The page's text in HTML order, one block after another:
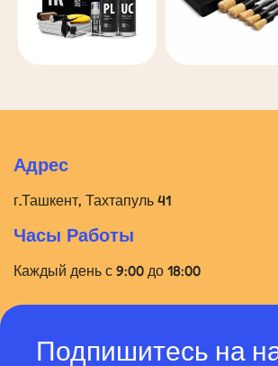
Адрес
г.Ташкент, Тахтапуль 41
Часы Работы
Каждый день с 9:00 до 18:00
Подпишитесь на